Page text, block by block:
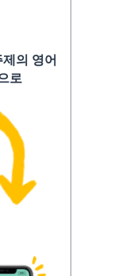
의 영어
로